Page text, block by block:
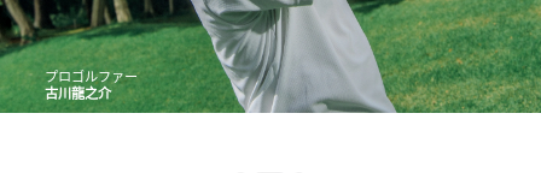
プロゴルファー
古川龍之介